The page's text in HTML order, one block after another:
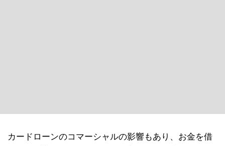
カードローンのコマーシャルの影響もあり、お金を借